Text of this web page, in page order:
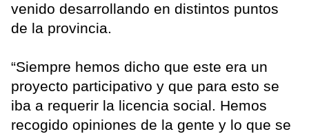
venido desarrollando en distintos puntos
de la provincia.
“Siempre hemos dicho que este era un
proyecto participativo y que para esto se
iba a requerir la licencia social. Hemos
recogido opiniones de la gente y lo que se